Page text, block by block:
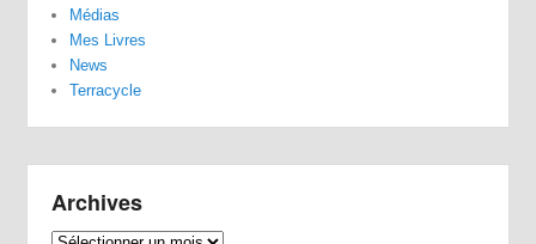
Médias
Mes Livres
News
Terracycle
Archives
Archives